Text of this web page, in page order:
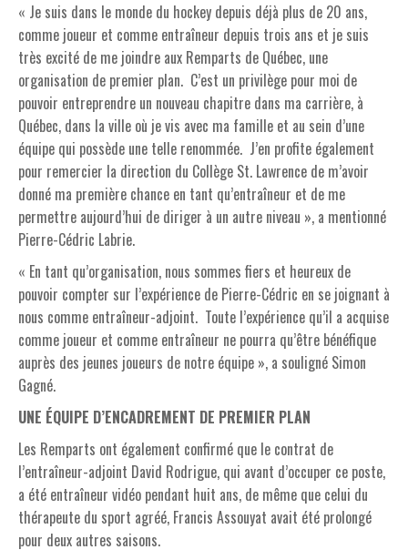
« Je suis dans le monde du hockey depuis déjà plus de 20 ans,
comme joueur et comme entraîneur depuis trois ans et je suis
très excité de me joindre aux Remparts de Québec, une
organisation de premier plan. C’est un privilège pour moi de
pouvoir entreprendre un nouveau chapitre dans ma carrière, à
Québec, dans la ville où je vis avec ma famille et au sein d’une
équipe qui possède une telle renommée. J’en profite également
pour remercier la direction du Collège St. Lawrence de m’avoir
donné ma première chance en tant qu’entraîneur et de me
permettre aujourd’hui de diriger à un autre niveau », a mentionné
Pierre-Cédric Labrie.
« En tant qu’organisation, nous sommes fiers et heureux de
pouvoir compter sur l’expérience de Pierre-Cédric en se joignant à
nous comme entraîneur-adjoint. Toute l’expérience qu’il a acquise
comme joueur et comme entraîneur ne pourra qu’être bénéfique
auprès des jeunes joueurs de notre équipe », a souligné Simon
Gagné.
UNE ÉQUIPE D’ENCADREMENT DE PREMIER PLAN
Les Remparts ont également confirmé que le contrat de
l’entraîneur-adjoint David Rodrigue, qui avant d’occuper ce poste,
a été entraîneur vidéo pendant huit ans, de même que celui du
thérapeute du sport agréé, Francis Assouyat avait été prolongé
pour deux autres saisons.